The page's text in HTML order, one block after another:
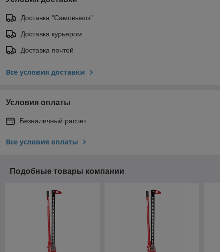
Доставка "Самовывоз"
Доставка курьером
Доставка почтой
Все условия доставки
Условия оплаты
Безналичный расчет
Все условия оплаты
Подобные товары компании